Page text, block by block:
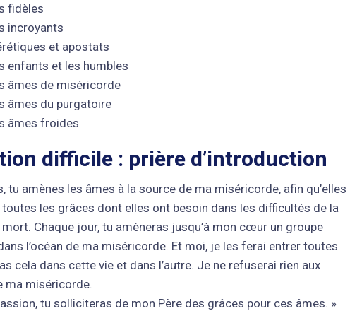
fidèles
incroyants
et apostats
enfants et les humbles
âmes de miséricorde
âmes du purgatoire
âmes froides
difficile : prière d’introduction
tu amènes les âmes à la source de ma miséricorde, afin qu’elles
les grâces dont elles ont besoin dans les difficultés de la
Chaque jour, tu amèneras jusqu’à mon cœur un groupe
l’océan de ma miséricorde. Et moi, je les ferai entrer toutes
cela dans cette vie et dans l’autre. Je ne refuserai rien aux
ma miséricorde.
tu solliciteras de mon Père des grâces pour ces âmes. »